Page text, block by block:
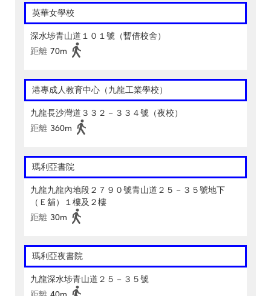
英華女學校
深水埗青山道１０１號（暫借校舍）
距離 70m
港專成人教育中心（九龍工業學校）
九龍長沙灣道３３２－３３４號（夜校）
距離 360m
瑪利亞書院
九龍九龍內地段２７９０號青山道２５－３５號地下
（Ｅ舖）１樓及２樓
距離 30m
瑪利亞夜書院
九龍深水埗青山道２５－３５號